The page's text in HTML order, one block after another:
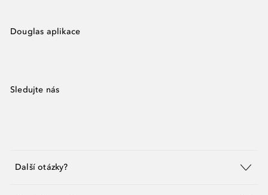
Douglas aplikace
Sledujte nás
Další otázky?